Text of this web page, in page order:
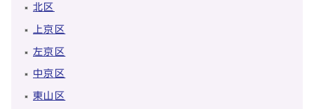
北区
上京区
左京区
中京区
東山区